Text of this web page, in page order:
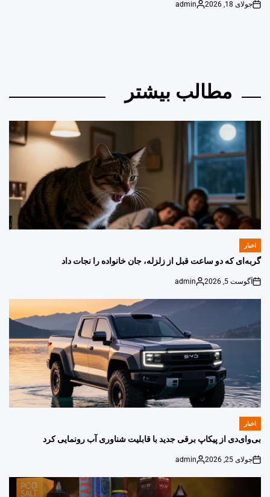
on
جولای 18, 2026
Posted
admin
مطالب بیشتر
POSTED
IN
اخبار
گربه‌ای که دو ساعت قبل از زلزله، جان خانواده را نجات داد
on
آگوست 5, 2026
Posted
admin
POSTED
اخبار
بی‌وای‌دی از پیکاپ برقی جدید با قابلیت شناوری آب رونمایی کرد
on
جولای 25, 2026
Posted
admin